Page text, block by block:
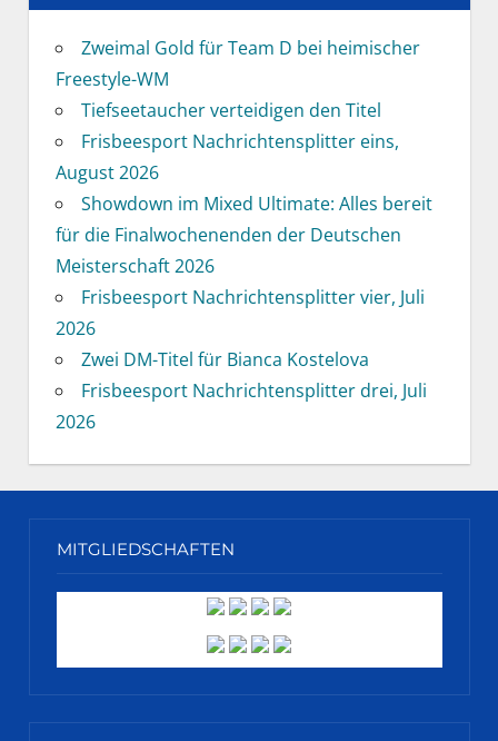
Zweimal Gold für Team D bei heimischer
Freestyle-WM
Tiefseetaucher verteidigen den Titel
Frisbeesport Nachrichtensplitter eins,
August 2026
Showdown im Mixed Ultimate: Alles bereit
für die Finalwochenenden der Deutschen
Meisterschaft 2026
Frisbeesport Nachrichtensplitter vier, Juli
2026
Zwei DM-Titel für Bianca Kostelova
Frisbeesport Nachrichtensplitter drei, Juli
2026
MITGLIEDSCHAFTEN